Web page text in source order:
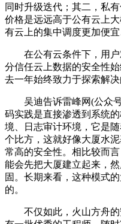
同时升级迭代；其二，私
价格是远远高于公有云上
有云上的集中调度更加便宜
在公有云条件下，用户
分信任云上数据的安全性
去一年始终致力于探索解决
吴迪告诉雷峰网(公众号
码实践是直接渗透到系统
境、日志审计环境，它是
个比方，这就好像大厦水
常高的安全性。相比较而
能会先把大厦建立起来，
固。长期来看，这种模式
的。
不仅如此，火山方舟的